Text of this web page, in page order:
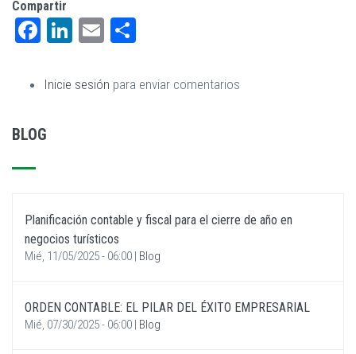
Compartir
Facebook
LinkedIn
Email
Inicie sesión para enviar comentarios
BLOG
Planificación contable y fiscal para el cierre de año en
negocios turísticos
Mié, 11/05/2025 - 06:00 | Blog
ORDEN CONTABLE: EL PILAR DEL ÉXITO EMPRESARIAL
Mié, 07/30/2025 - 06:00 | Blog